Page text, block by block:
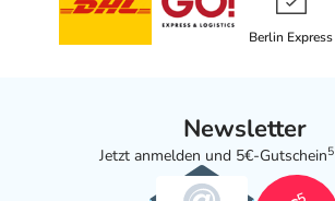
Berlin Express
Newsletter
Jetzt anmelden und 5€-Gutschein5